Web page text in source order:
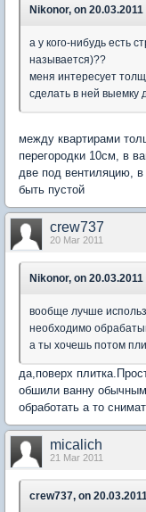
Nikonor, on 20.03.2011
а у кого-нибудь есть
называется)??
меня интересует
сделать в ней выемку
между квартирами
перегородки 10см, в
две под вентиляцию,
быть пустой
crew737
20 Mar 2011
Nikonor, on 20.03.2011
вообще лучше
необходимо
а ты хочешь потом
да,поверх
обшили ванну
обработать а то
micalich
21 Mar 2011
crew737, on